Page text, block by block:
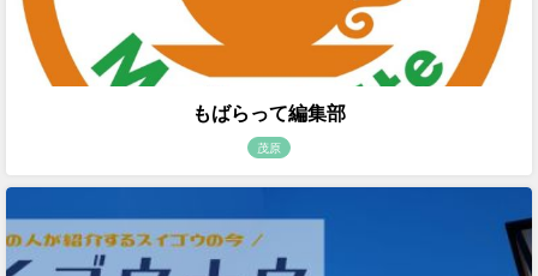
もばらって編集部
茂原